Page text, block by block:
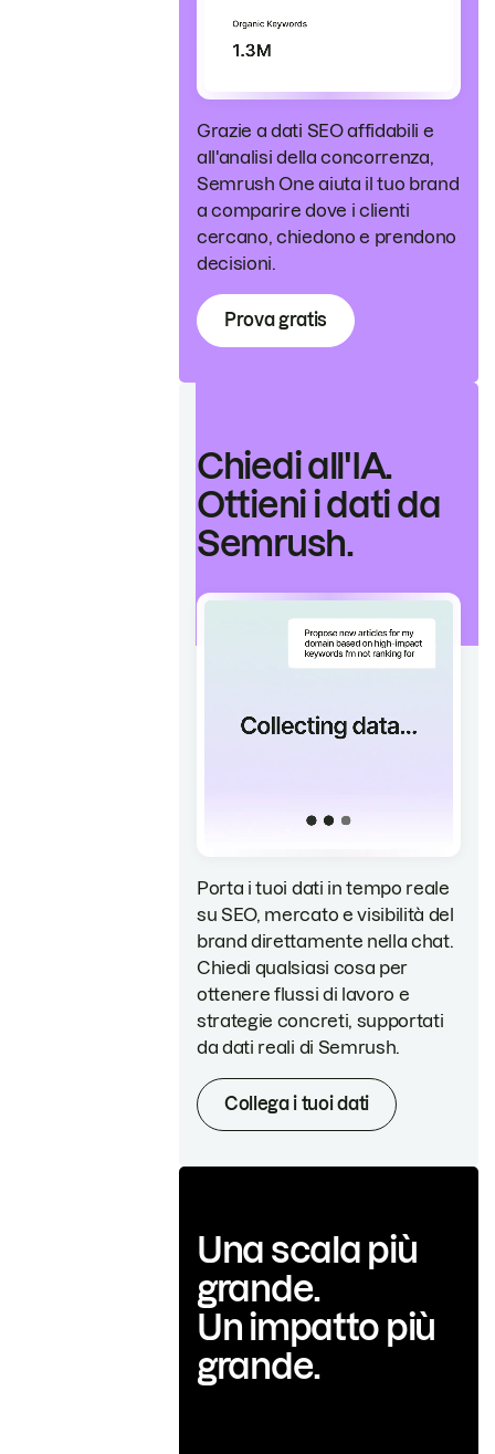
Grazie a dati SEO affidabili e
all'analisi della concorrenza,
Semrush One aiuta il tuo brand
a comparire dove i clienti
cercano, chiedono e prendono
decisioni.
Prova gratis
Chiedi all'IA.
Ottieni i dati da
Semrush.
Porta i tuoi dati in tempo reale
su SEO, mercato e visibilità del
brand direttamente nella chat.
Chiedi qualsiasi cosa per
ottenere flussi di lavoro e
strategie concreti, supportati
da dati reali di Semrush.
Collega i tuoi dati
Una scala più
grande.
Un impatto più
grande.